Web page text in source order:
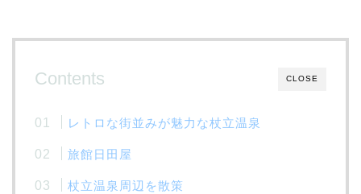
CLOSE
Contents
レトロな街並みが魅力な杖立温泉
旅館日田屋
杖立温泉周辺を散策